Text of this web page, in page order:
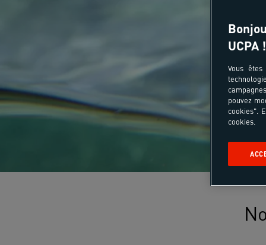
UCPA !
Vous
pouvez
cookies".
cookies.